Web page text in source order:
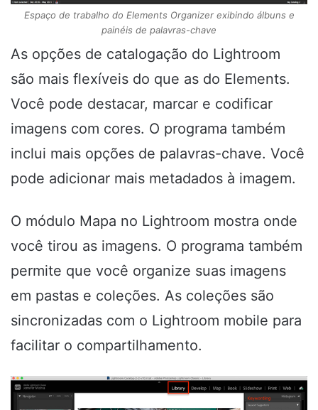
Espaço de trabalho do Elements Organizer exibindo álbuns e
painéis de palavras-chave
As opções de catalogação do Lightroom
são mais flexíveis do que as do Elements.
Você pode destacar, marcar e codificar
imagens com cores. O programa também
inclui mais opções de palavras-chave. Você
pode adicionar mais metadados à imagem.
O módulo Mapa no Lightroom mostra onde
você tirou as imagens. O programa também
permite que você organize suas imagens
em pastas e coleções. As coleções são
sincronizadas com o Lightroom mobile para
facilitar o compartilhamento.